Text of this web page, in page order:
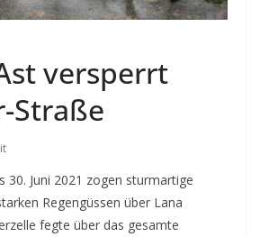
versperrt
Straße
30. Juni 2021 zogen sturmartige
Regengüssen über Lana
fegte über das gesamte